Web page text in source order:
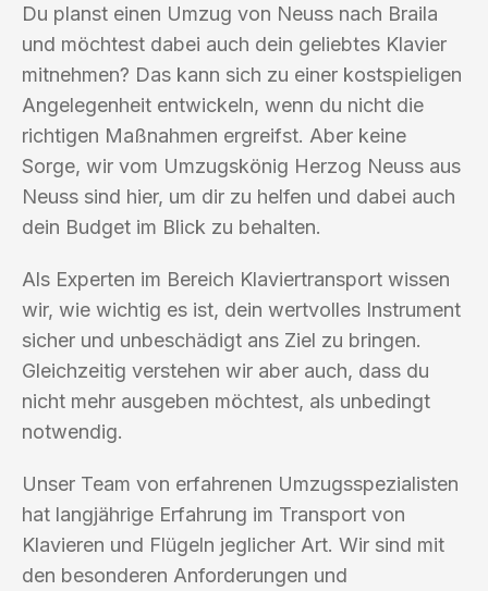
Du planst einen Umzug von Neuss nach Braila
und möchtest dabei auch dein geliebtes Klavier
mitnehmen? Das kann sich zu einer kostspieligen
Angelegenheit entwickeln, wenn du nicht die
richtigen Maßnahmen ergreifst. Aber keine
Sorge, wir vom Umzugskönig Herzog Neuss aus
Neuss sind hier, um dir zu helfen und dabei auch
dein Budget im Blick zu behalten.
Als Experten im Bereich Klaviertransport wissen
wir, wie wichtig es ist, dein wertvolles Instrument
sicher und unbeschädigt ans Ziel zu bringen.
Gleichzeitig verstehen wir aber auch, dass du
nicht mehr ausgeben möchtest, als unbedingt
notwendig.
Unser Team von erfahrenen Umzugsspezialisten
hat langjährige Erfahrung im Transport von
Klavieren und Flügeln jeglicher Art. Wir sind mit
den besonderen Anforderungen und